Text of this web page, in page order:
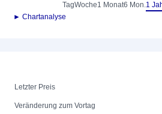
TagWoche1 Monat6 Mon.1
► Chartanalyse
Letzter Preis
Veränderung zum Vortag